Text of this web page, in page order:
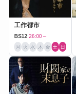
工作都市
BS12 26:00～
月 火 水 木 金 土 日